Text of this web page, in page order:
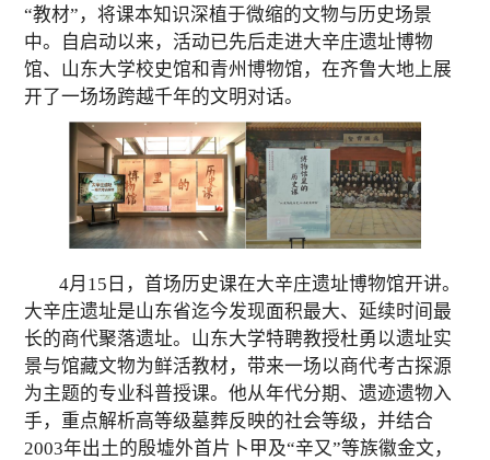
“教材”，将课本知识深植于微缩的文物与历史场景
中。自启动以来，活动已先后走进大辛庄遗址博物
馆、山东大学校史馆和青州博物馆，在齐鲁大地上展
开了一场场跨越千年的文明对话。
4月 15 日，首场历史课在大辛庄遗址博物馆开讲。
大辛庄遗址是山东省迄今发现面积最大、延续时间最
长的商代聚落遗址。山东大学特聘教授杜勇以遗址实
景与馆藏文物为鲜活教材，带来一场以商代考古探源
为主题的专业科普授课。他从年代分期、遗迹遗物入
手，重点解析高等级墓葬反映的社会等级，并结合
2003年出土的殷墟外首片卜甲及“辛又”等族徽金文，